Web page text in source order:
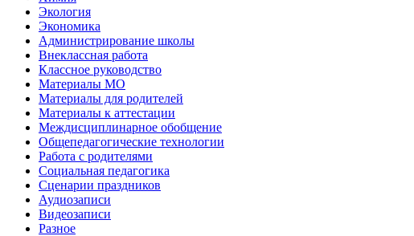
Экология
Экономика
Администрирование школы
Внеклассная работа
Классное руководство
Материалы МО
Материалы для родителей
Материалы к аттестации
Междисциплинарное обобщение
Общепедагогические технологии
Работа с родителями
Социальная педагогика
Сценарии праздников
Аудиозаписи
Видеозаписи
Разное